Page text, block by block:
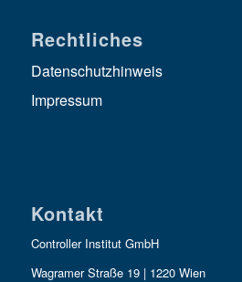
Rechtliches
Datenschutzhinweis
Impressum
Kontakt
Controller Institut GmbH
Wagramer Straße 19 | 1220 Wien